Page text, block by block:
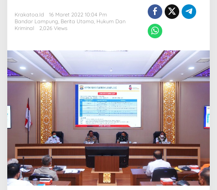
I
d
u
l
F
r
i
1
4
4
3
Krakatoa.id
16 Maret 2022 10:04 Pm
Bandar Lampung, Berita Utama, Hukum Dan
Kriminal
2,026 Views